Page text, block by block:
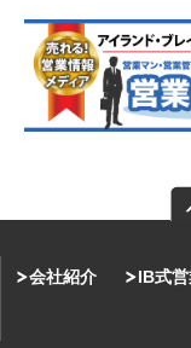
会社紹介 IB式